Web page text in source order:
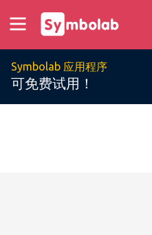
Symbolab 应用程序
可免费试用！